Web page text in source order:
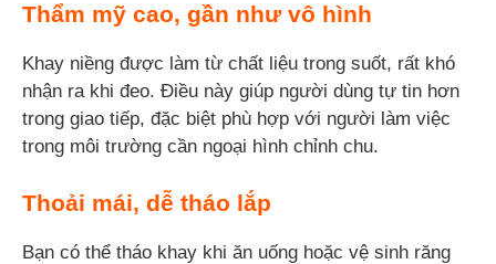
Thẩm mỹ cao, gần như vô hình
Khay niềng được làm từ chất liệu trong suốt, rất khó
nhận ra khi đeo. Điều này giúp người dùng tự tin hơn
trong giao tiếp, đặc biệt phù hợp với người làm việc
trong môi trường cần ngoại hình chỉnh chu.
Thoải mái, dễ tháo lắp
Bạn có thể tháo khay khi ăn uống hoặc vệ sinh răng